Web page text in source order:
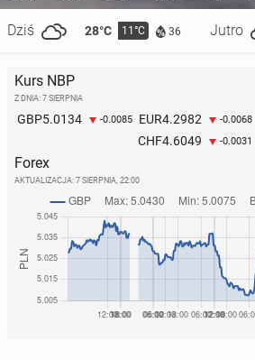
Dziś 28°C 11°C 36 Jutro
Kurs NBP
Z DNIA: 7 SIERPNIA
GBP5.0134 -0.0085 EUR4.2982 -0.0068
CHF4.6049 -0.0031
Forex
AKTUALIZACJA: 7 SIERPNIA, 22:00